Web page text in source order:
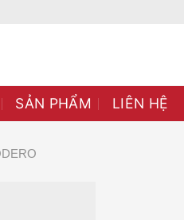
SẢN PHẨM LIÊN HỆ